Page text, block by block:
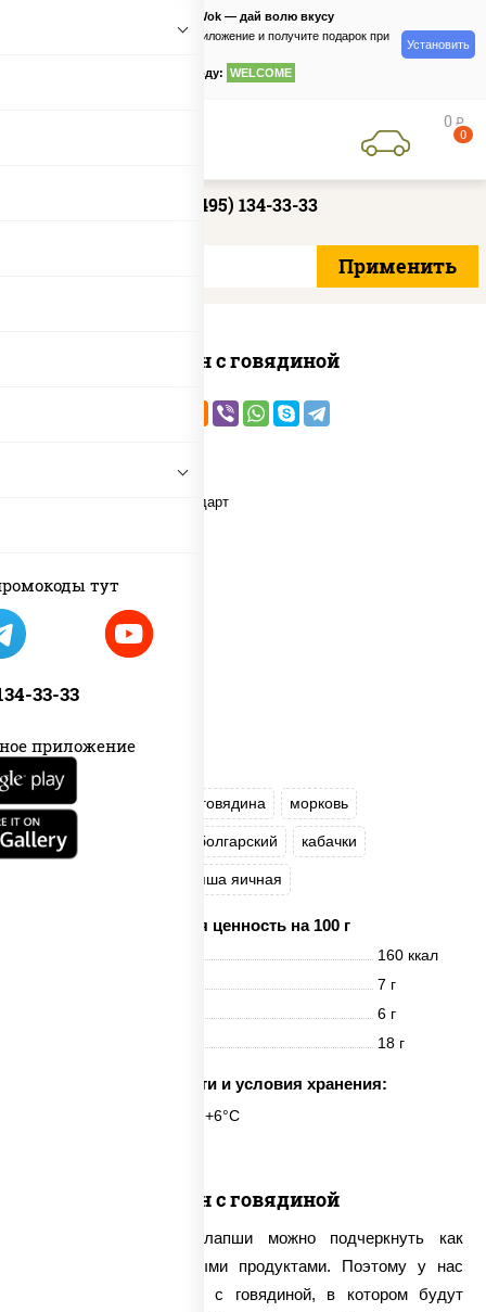
тут
33-33
приложение
PizzaSushiWok — дай волю вкусу
Скачайте приложение и получите подарок при
по промокоду: WELCOME
Установить
0 руб
0
+7 (495) 134-33-33
Сомен с говядиной
масло растительное говядина морковь
лук репчатый перец болгарский кабачки
лапша яичная
Пищевая ценность на 100 г
160 ккал
7 г
6 г
18 г
Срок годности и условия хранения:
6 часов при t° от +2°C до +6°C
Сомен с говядиной
Тонкий вкус яичной лапши можно подчеркнуть как
овощами, так и мясными продуктами. Поэтому у нас
можно заказать сомен с говядиной, в котором будут